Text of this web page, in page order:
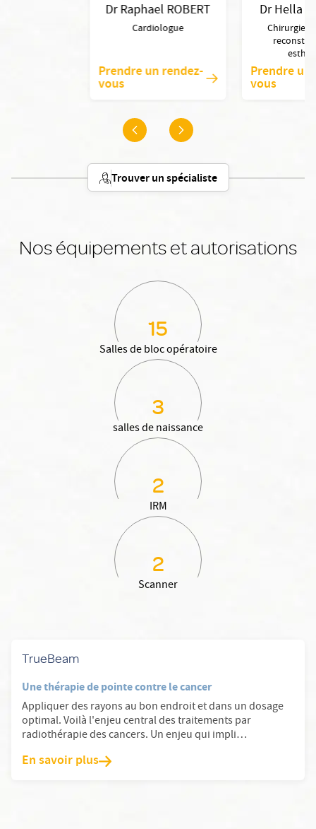
Dr Raphael ROBERT
Cardiologue
Prendre un rendez-
vous
Dr Hella
Chirurgien
Prendre un
vous
Trouver un spécialiste
Nos équipements et autorisations
15
Salles de bloc opératoire
3
salles de naissance
2
IRM
2
Scanner
TrueBeam
Une thérapie de pointe contre le cancer
Appliquer des rayons au bon endroit et dans un dosage
optimal. Voilà l'enjeu central des traitements par
radiothérapie des cancers. Un enjeu qui impli…
En savoir plus